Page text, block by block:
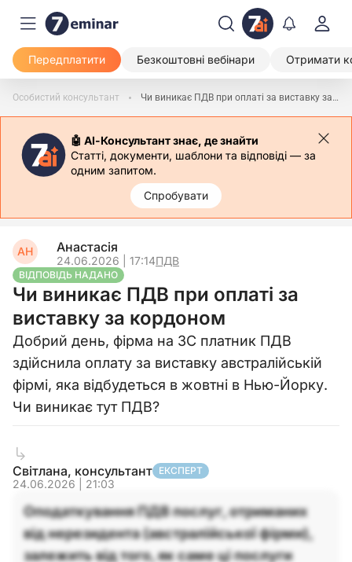
Передплатити Безкоштовні вебінари Отримати
Особистий консультант Чи виникає ПДВ при оплаті за виставку за кордоном
🤖 АІ-Консультант знає, де знайти
Статті, документи, шаблони та відповіді — за
одним запитом.
Спробувати
АН Анастасія
24.06.2026 | 17:14ПДВ
ВІДПОВІДЬ НАДАНО
Чи виникає ПДВ при оплаті за
виставку за кордоном
Добрий день, фірма на ЗС платник ПДВ
здійснила оплату за виставку австралійській
фірмі, яка відбудеться в жовтні в Нью-Йорку.
Чи виникає тут ПДВ?
Світлана, консультант ЕКСПЕРТ
24.06.2026 | 21:03
Оподаткування ПДВ послуг, отриманих
від нерезидента (австралійської фірми),
залежить від того, як саме ці послуги